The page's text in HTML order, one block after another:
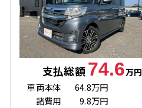
支払総額 74.6万円
車両本体
64.8万円
諸費用
9.8万円